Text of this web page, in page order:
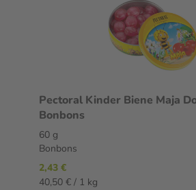
Pectoral Kinder Biene Maja
Bonbons
60 g
Bonbons
2,43 €
40,50 € / 1 kg